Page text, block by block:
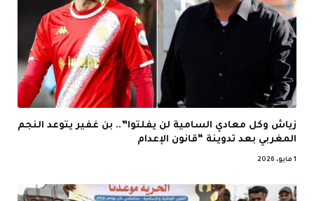
زياش وكل معادي السامية لن يفلتوا”.. بن غفير يتوعد النجم
المغربي بعد تدوينة “قانون الإعدام
1 مايو، 2026